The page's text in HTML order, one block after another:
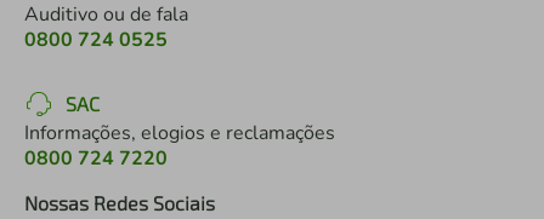
Auditivo ou de fala
0800 724 0525
SAC
Informações, elogios e reclamações
0800 724 7220
Nossas Redes Sociais